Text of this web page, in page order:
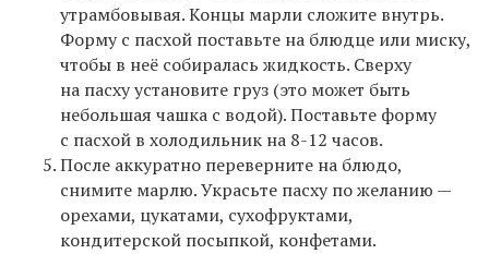
утрамбовывая. Концы марли сложите внутрь.
Форму с пасхой поставьте на блюдце или миску,
чтобы в неё собиралась жидкость. Сверху
на пасху установите груз (это может быть
небольшая чашка с водой). Поставьте форму
с пасхой в холодильник на 8-12 часов.
После аккуратно переверните на блюдо,
снимите марлю. Украсьте пасху по желанию —
орехами, цукатами, сухофруктами,
кондитерской посыпкой, конфетами.